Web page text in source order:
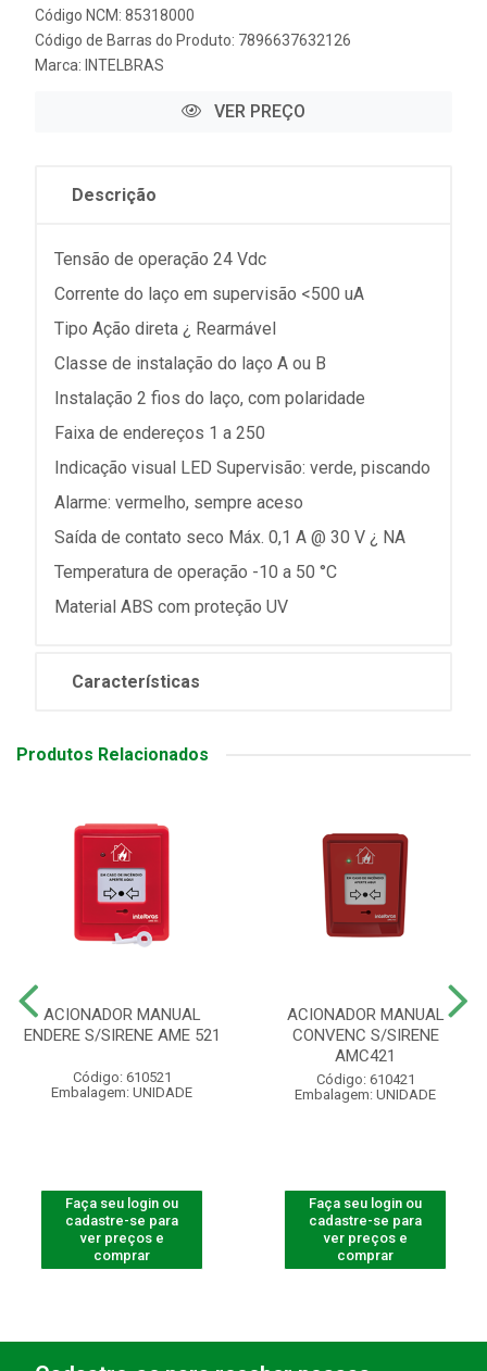
Código NCM: 85318000
Código de Barras do Produto: 7896637632126
Marca: INTELBRAS
VER PREÇO
Descrição
Tensão de operação 24 Vdc
Corrente do laço em supervisão <500 uA
Tipo Ação direta ¿ Rearmável
Classe de instalação do laço A ou B
Instalação 2 fios do laço, com polaridade
Faixa de endereços 1 a 250
Indicação visual LED Supervisão: verde, piscando
Alarme: vermelho, sempre aceso
Saída de contato seco Máx. 0,1 A @ 30 V ¿ NA
Temperatura de operação -10 a 50 °C
Material ABS com proteção UV
Características
Produtos Relacionados
ACIONADOR MANUAL
ENDERE S/SIRENE AME 521
Código: 610521
Embalagem: UNIDADE
Faça seu login ou
cadastre-se para
ver preços e
comprar
ACIONADOR MANUAL
CONVENC S/SIRENE
AMC421
Código: 610421
Embalagem: UNIDADE
Faça seu login ou
cadastre-se para
ver preços e
comprar